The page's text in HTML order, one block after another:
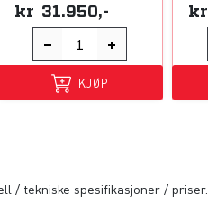
kr 31.950,-
KJØP
kr
/ tekniske spesifikasjoner / priser.